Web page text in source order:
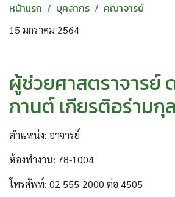
หน้าแรก บุคลากร คณาจารย์
15 มกราคม 2564
ผู้ช่วยศาสตราจารย์
กานต์ เกียรติอร่ามกุล
ตำแหน่ง: อาจารย์
ห้องทำงาน: 78-1004
โทรศัพท์: 02 555-2000 ต่อ 4505